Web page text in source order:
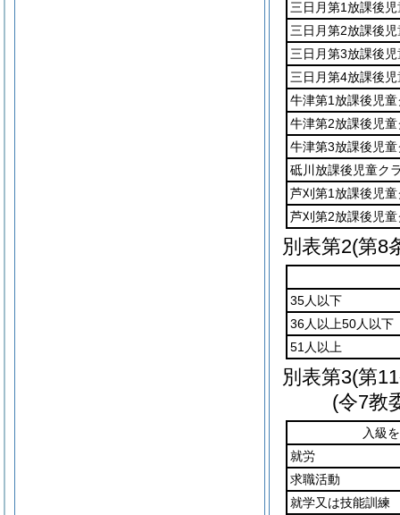
三日月第1放課後
三日月第2放課後
三日月第3放課後
三日月第4放課後
牛津第1放課後児童
牛津第2放課後児童
牛津第3放課後児童
砥川放課後児童ク
芦刈第1放課後児童
芦刈第2放課後児童
別表第2(第8
35人以下
36人以上50人以下
51人以上
別表第3(第
(令7教
入級
就労
求職活動
就学又は技能訓練